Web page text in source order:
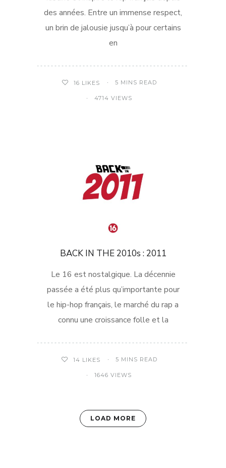
des années. Entre un immense respect,
un brin de jalousie jusqu’à pour certains
en
16 LIKES 5 MINS READ
4714 VIEWS
BACK IN THE 2010s : 2011
Le 16 est nostalgique. La décennie
passée a été plus qu’importante pour
le hip-hop français, le marché du rap a
connu une croissance folle et la
14 LIKES 5 MINS READ
1646 VIEWS
LOAD MORE